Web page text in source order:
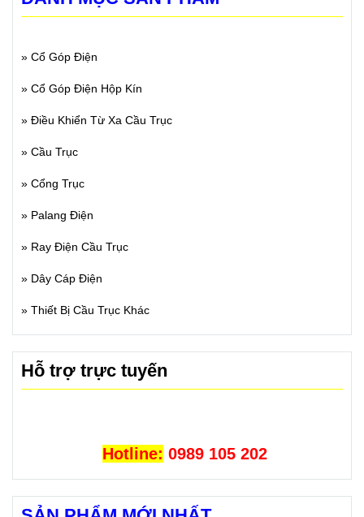
» Cổ Góp Điện
» Cổ Góp Điện Hộp Kín
» Điều Khiển Từ Xa Cầu Trục
» Cầu Trục
» Cổng Trục
» Palang Điện
» Ray Điện Cầu Trục
» Dây Cáp Điện
» Thiết Bị Cầu Trục Khác
Hỗ trợ trực tuyến
Hotline: 0989 105 202